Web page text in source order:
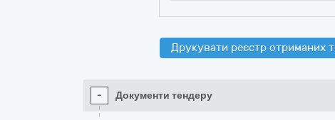
Друкувати реєстр отриманих
- Документи тендеру